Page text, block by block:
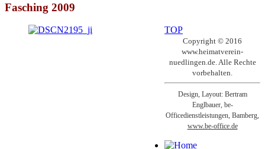
Fasching 2009
TOP
Copyright © 2016
www.heimatverein-
nuedlingen.de. Alle Rechte
vorbehalten.
Design, Layout: Bertram
Englbauer, be-
Officedienstleistungen, Bamberg,
www.be-office.de